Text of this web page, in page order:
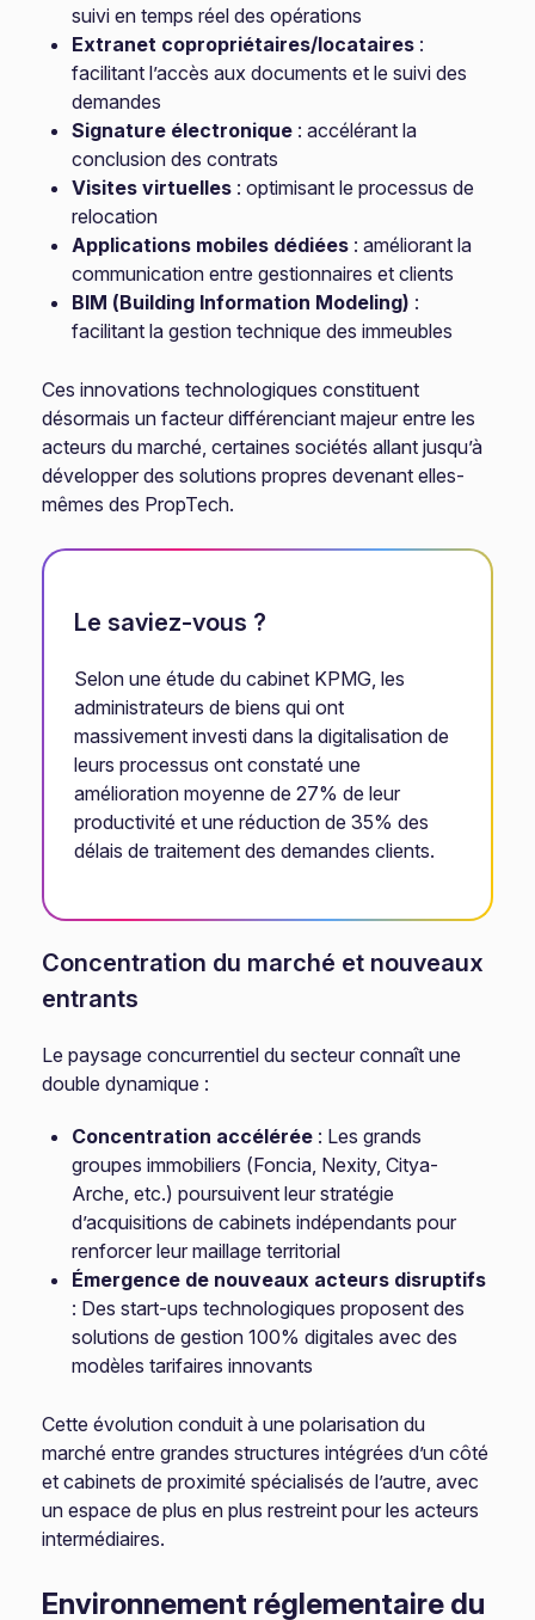
suivi en temps réel des opérations
Extranet copropriétaires/locataires :
facilitant l’accès aux documents et le suivi des
demandes
Signature électronique : accélérant la
conclusion des contrats
Visites virtuelles : optimisant le processus de
relocation
Applications mobiles dédiées : améliorant la
communication entre gestionnaires et clients
BIM (Building Information Modeling) :
facilitant la gestion technique des immeubles
Ces innovations technologiques constituent
désormais un facteur différenciant majeur entre les
acteurs du marché, certaines sociétés allant jusqu’à
développer des solutions propres devenant elles-
mêmes des PropTech.
Le saviez-vous ?
Selon une étude du cabinet KPMG, les
administrateurs de biens qui ont
massivement investi dans la digitalisation de
leurs processus ont constaté une
amélioration moyenne de 27% de leur
productivité et une réduction de 35% des
délais de traitement des demandes clients.
Concentration du marché et nouveaux
entrants
Le paysage concurrentiel du secteur connaît une
double dynamique :
Concentration accélérée : Les grands
groupes immobiliers (Foncia, Nexity, Citya-
Arche, etc.) poursuivent leur stratégie
d’acquisitions de cabinets indépendants pour
renforcer leur maillage territorial
Émergence de nouveaux acteurs disruptifs
: Des start-ups technologiques proposent des
solutions de gestion 100% digitales avec des
modèles tarifaires innovants
Cette évolution conduit à une polarisation du
marché entre grandes structures intégrées d’un côté
et cabinets de proximité spécialisés de l’autre, avec
un espace de plus en plus restreint pour les acteurs
intermédiaires.
Environnement réglementaire du